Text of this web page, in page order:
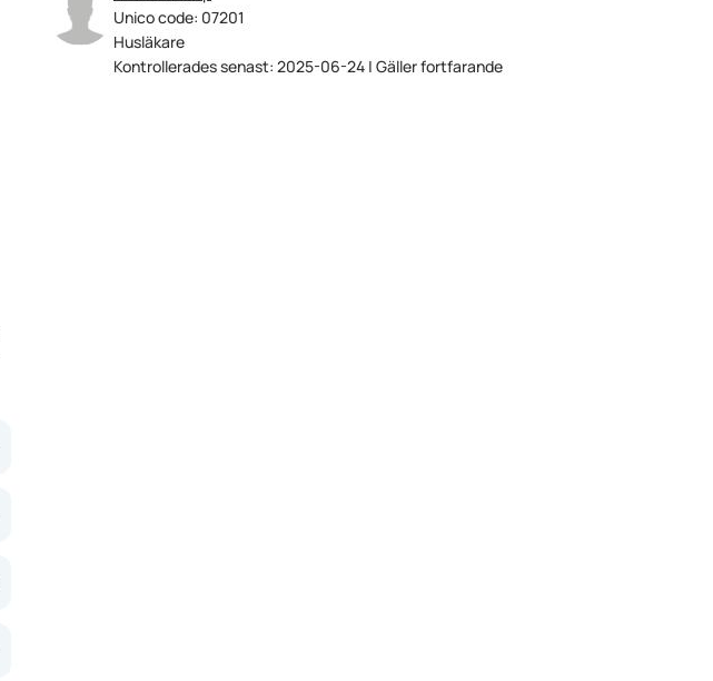
Unico code: 07201
Husläkare
Kontrollerades senast: 2025-06-24 | Gäller fortfarande